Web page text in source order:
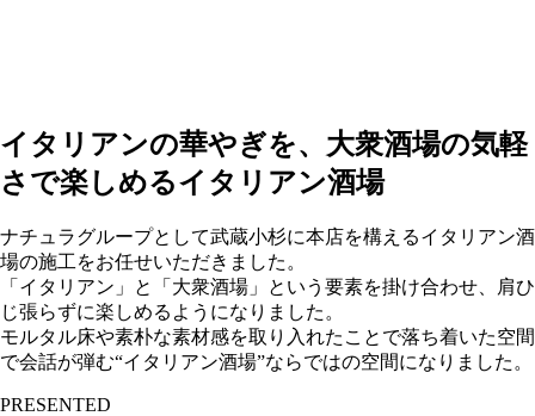
イタリアンの華やぎを、大衆酒場の気軽
さで楽しめるイタリアン酒場
ナチュラグループとして武蔵小杉に本店を構えるイタリアン酒
場の施工をお任せいただきました。
「イタリアン」と「大衆酒場」という要素を掛け合わせ、肩ひ
じ張らずに楽しめるようになりました。
モルタル床や素朴な素材感を取り入れたことで落ち着いた空間
で会話が弾む“イタリアン酒場”ならではの空間になりました。
PRESENTED